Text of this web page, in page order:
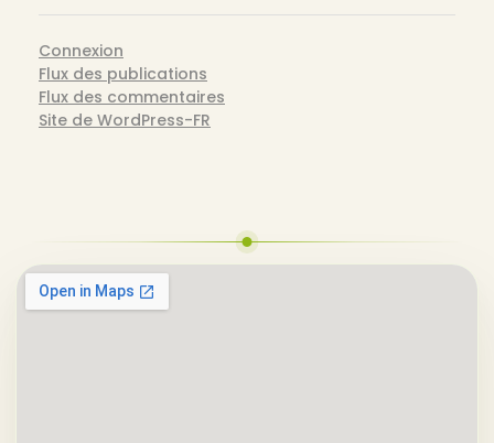
Connexion
Flux des publications
Flux des commentaires
Site de WordPress-FR